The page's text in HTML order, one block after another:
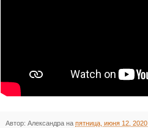
Автор: Александра на пятница, июня 12, 2020